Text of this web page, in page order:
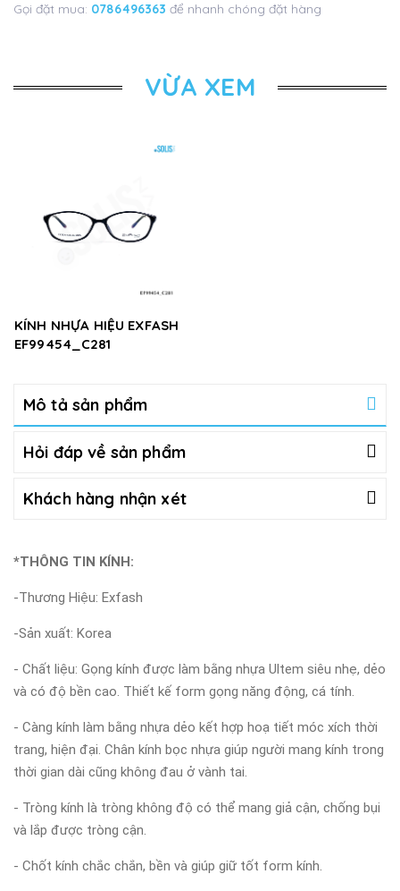
Gọi đặt mua: 0786496363 để nhanh chóng đặt hàng
VỪA XEM
KÍNH NHỰA HIỆU EXFASH
EF99454_C281
Mô tả sản phẩm
Hỏi đáp về sản phẩm
Khách hàng nhận xét
*THÔNG TIN KÍNH:
-Thương Hiệu: Exfash
-Sản xuất: Korea
- Chất liệu: Gọng kính được làm bằng nhựa Ultem siêu nhẹ, dẻo
và có độ bền cao. Thiết kế form gọng năng động, cá tính.
- Càng kính làm bằng nhựa dẻo kết hợp hoạ tiết móc xích thời
trang, hiện đại. Chân kính bọc nhựa giúp người mang kính trong
thời gian dài cũng không đau ở vành tai.
- Tròng kính là tròng không độ có thể mang giả cận, chống bụi
và lắp được tròng cận.
- Chốt kính chắc chắn, bền và giúp giữ tốt form kính.